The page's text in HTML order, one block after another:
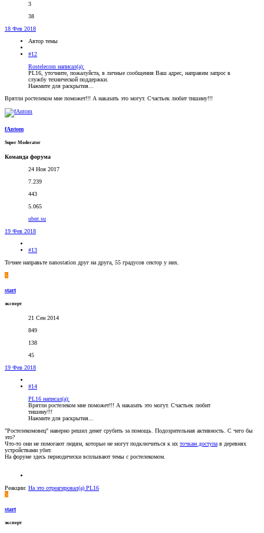
3
38
18 Фев 2018
Автор темы
#12
Rostelecom написал(а):
PL16, уточните, пожалуйста, в личные сообщения Ваш адрес, направим запрос в
службу технической поддержки.
Нажмите для раскрытия...
Врятли ростелеком мне поможет!!! А наказать это могут. Счастьек любит тишину!!!
fAntom
Super Moderator
Команда форума
24 Ноя 2017
7.239
443
5.065
ubnt.su
19 Фев 2018
#13
Точнее направьте nanostation друг на друга, 55 градусов сектор у них.
S
start
эксперт
21 Сен 2014
849
138
45
19 Фев 2018
#14
PL16 написал(а):
Врятли ростелеком мне поможет!!! А наказать это могут. Счастьек любит
тишину!!!
Нажмите для раскрытия...
"Ростелекомовец" наверно решил денег срубить за помощь. Подозрительная активность. С чего бы
это?
Что-то они не помогают людям, которые не могут подключиться к их точкам доступа в деревнях
устройствами убнт.
На форуме здесь периодически всплывают темы с ростелекомом.
Реакции: На это отреагировал(а) PL16
S
start
эксперт